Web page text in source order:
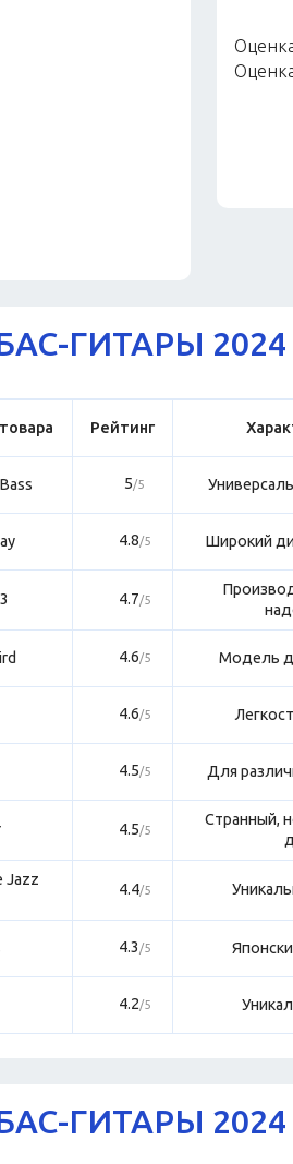
ГИТАРЫ
Рейтинг
5/5
4.8/5 Широкий
4.7/5
4.6/5 Модель
4.6/5
4.5/5 Для
4.5/5
Странный,
Jazz
4.4/5
4.3 /5
4.2/5
ГИТАРЫ